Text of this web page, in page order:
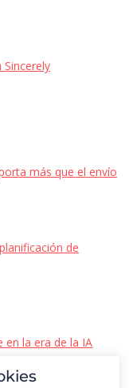
más que el envío
de
en la era de la IA